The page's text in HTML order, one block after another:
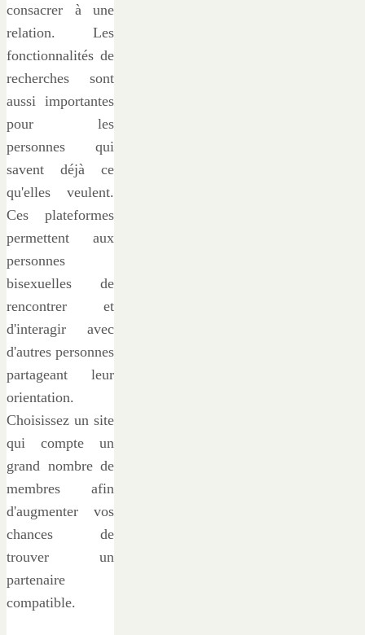
consacrer à une
relation. Les
fonctionnalités de
recherches sont
aussi importantes
pour les
personnes qui
savent déjà ce
qu'elles veulent.
Ces plateformes
permettent aux
personnes
bisexuelles de
rencontrer et
d'interagir avec
d'autres personnes
partageant leur
orientation.
Choisissez un site
qui compte un
grand nombre de
membres afin
d'augmenter vos
chances de
trouver un
partenaire
compatible.